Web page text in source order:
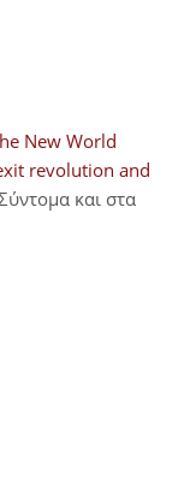
New World
revolution and
και στα